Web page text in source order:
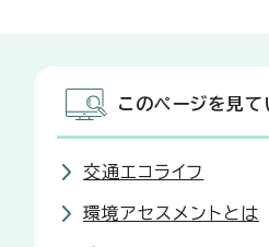
このページを見
交通エコライフ
環境アセスメントとは